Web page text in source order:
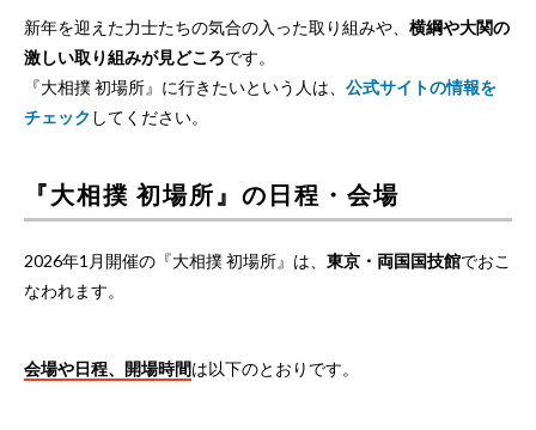
新年を迎えた力士たちの気合の入った取り組みや、 横綱や大関の
激しい取り組みが見どころです。
『大相撲 初場所』に行きたいという人は、 公式サイトの情報を
チェック してください。
『大相撲 初場所』の日程・会場
2026年1月開催の『大相撲 初場所』は、 東京・両国国技館でおこ
なわれます。
会場や日程、開場時間は以下のとおりです。